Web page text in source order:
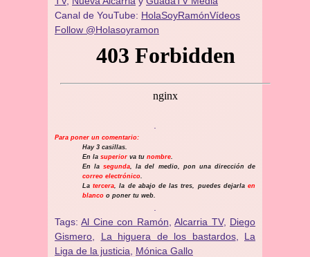
Canal de YouTube: HolaSoyRamónVídeos
Follow @Holasoyramon
Para poner un comentario:
Hay 3 casillas.
En la superior va tu nombre.
En lasegunda, la del medio, pon una dirección de
correo electrónico.
Latercera, la de abajo de las tres, puedes dejarlaen
blanco o poner tu web.
Tags:Al Cine con Ramón ,Alcarria TV, Diego
Gismero
La higuera de los bastardos, La
Liga de la justicia
Mónica Gallo